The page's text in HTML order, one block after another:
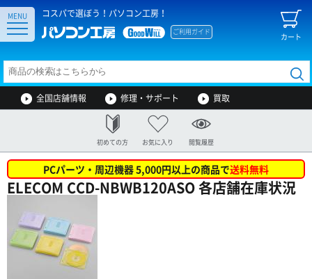
コスパで選ぼう！パソコン工房！
カート
ご利用ガイド
MENU
全国店舗情報 修理・サポート 買取
初めての方 お気に入り 閲覧履歴
PCパーツ・周辺機器 5,000円以上の商品で送料無料
ELECOM CCD-NBWB120ASO 各店舗在庫状況